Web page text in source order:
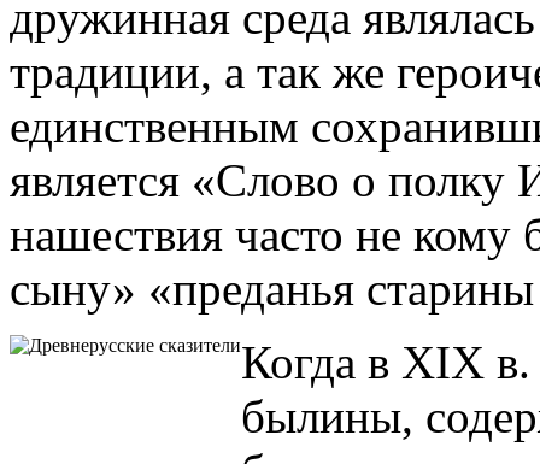
дружинная среда
традиции, а так же
единственным
является «Слово о полку
нашествия часто не кому
сыну» «преданья
Когда в XIX в.
былины,